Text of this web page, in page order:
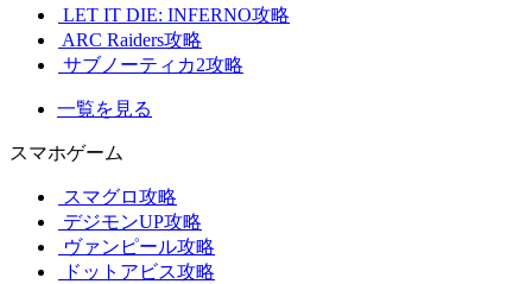
LET IT DIE: INFERNO攻略
ARC Raiders攻略
サブノーティカ2攻略
一覧を見る
スマホゲーム
スマグロ攻略
デジモンUP攻略
ヴァンピール攻略
ドットアビス攻略